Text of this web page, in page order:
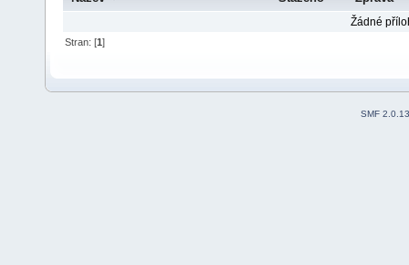
Žádné
Stran: [1]
SMF 2.0.13